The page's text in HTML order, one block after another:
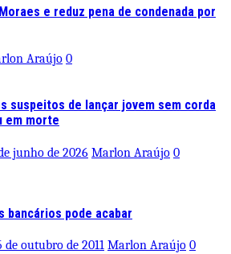
e reduz pena de condenada por
Araújo 0
suspeitos de lançar jovem sem corda
em morte
junho de 2026 Marlon Araújo 0
bancários pode acabar
de outubro de 2011 Marlon Araújo 0